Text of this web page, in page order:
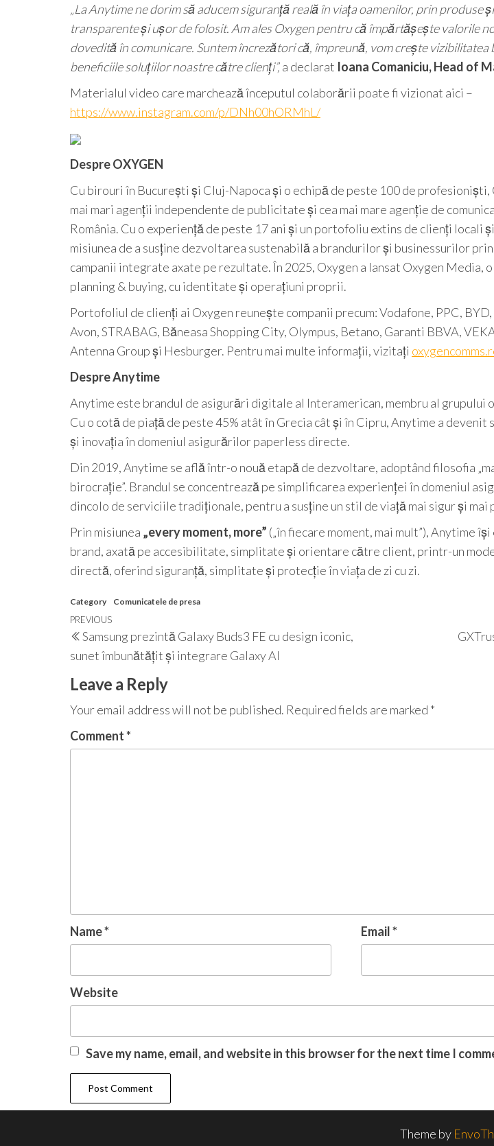
„La Anytime ne dorim să aducem siguranță reală în viața oamenilor, prin produse
transparente și ușor de folosit. Am ales Oxygen pentru că împărtășește valorile
dovedită în comunicare. Suntem încrezători că, împreună, vom crește vizibilitatea
beneficiile soluțiilor noastre către clienți”,a declarat Ioana Comaniciu, Head of
Materialul video care marchează începutul colaborării poate fi vizionat aici –
https://www.instagram.com/p/DNh00hORMhL/
Despre OXYGEN
Cu birouri în București și Cluj-Napoca și o echipă de peste 100 de profesioniști,
mai mari agenții independente de publicitate și cea mai mare agenție de
România. Cu o experiență de peste 17 ani și un portofoliu extins de clienți locali
misiunea de a susține dezvoltarea sustenabilă a brandurilor și businessurilor
campanii integrate axate pe rezultate. În 2025, Oxygen a lansat Oxygen Media,
planning & buying, cu identitate și operațiuni proprii.
Portofoliul de clienți ai Oxygen reunește companii precum: Vodafone, PPC,
Avon, STRABAG, Băneasa Shopping City, Olympus, Betano, Garanti BBVA,
Antenna Group și Hesburger. Pentru mai multe informații, vizitați
Despre Anytime
Anytime este brandul de asigurări digitale al Interamerican, membru al grupului
Cu o cotă de piață de peste 45% atât în Grecia cât și în Cipru, Anytime a devenit
și inovația în domeniul asigurărilor paperless directe.
Din 2019, Anytime se află într-o nouă etapă de dezvoltare, adoptând filosofia
birocrație”. Brandul se concentrează pe simplificarea experienței în domeniul
dincolo de serviciile tradiționale, pentru a susține un stil de viață mai sigur și mai
Prin misiunea „every moment, more” („în fiecare moment, mai mult”), Anytime
brand, axată pe accesibilitate, simplitate și orientare către client, printr-un
directă, oferind siguranță, simplitate și protecție în viața de zi cu zi.
Category Comunicatele de presa
Post
navigation
Previous
Post
PREVIOUS
Samsung prezintă Galaxy Buds3 FE cu design iconic,
sunet îmbunătățit și integrare Galaxy AI
Leave a Reply
Your email address will not be published. Required fields are marked *
Comment*
Name* Email*
Website
Save my name, email, and website in this browser for the next time I
Theme by